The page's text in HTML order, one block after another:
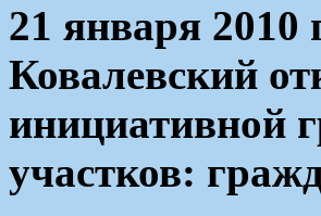
21 января 2010
Ковалевский
инициативной
участков: